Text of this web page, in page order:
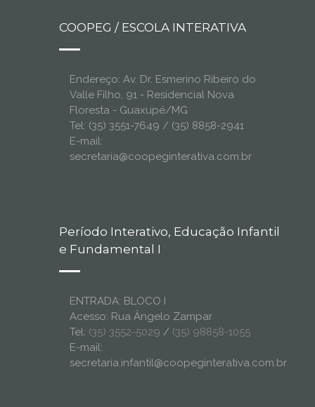
COOPEG / ESCOLA INTERATIVA
Endereço: Av. Dr. Esmerino Ribeiro do
Valle Filho, 91 - Residencial Nova
Floresta - Guaxupé/MG
Tel: (35) 3551-7649 / (35) 8858-2941
E-mail:
secretaria@coopeginterativa.com.br
Período Interativo, Educação Infantil
e Fundamental I
ENTRADA: BLOCO I
Acesso: Rua Ângelo Zampar
Tel: (35) 3552-5029 / (35) 98858-1055
E-mail:
secretaria.infantil@coopeginterativa.com.br